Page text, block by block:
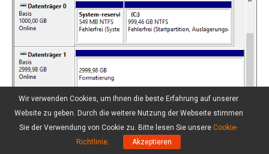
Wir verwenden Cookies, um Ihnen die beste Erfahrung auf unserer
Website zu geben. Durch die weitere Nutzung der Webseite stimmen
Sie der Verwendung von Cookie zu. Bitte lesen Sie unsere Cookie-
Richtlinie. Akzeptieren